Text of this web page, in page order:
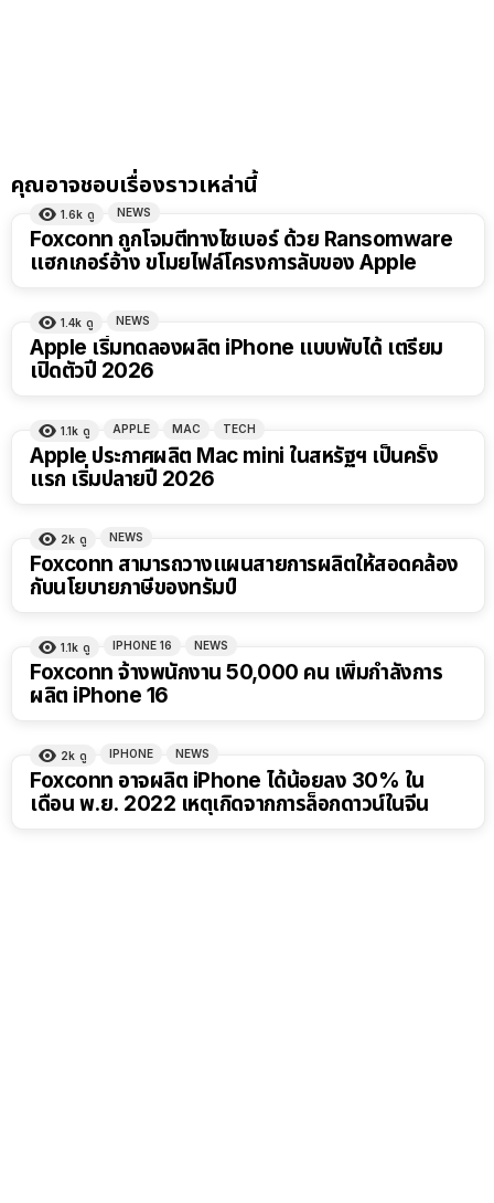
คุณอาจชอบเรื่องราวเหล่านี้
1.6k ดู NEWS
Foxconn ถูกโจมตีทางไซเบอร์ ด้วย Ransomware
แฮกเกอร์อ้าง ขโมยไฟล์โครงการลับของ Apple
1.4k ดู NEWS
Apple เริ่มทดลองผลิต iPhone แบบพับได้ เตรียม
เปิดตัวปี 2026
1.1k ดู APPLE MAC TECH
Apple ประกาศผลิต Mac mini ในสหรัฐฯ​ เป็นครั้ง
แรก เริ่มปลายปี 2026
2k ดู NEWS
Foxconn สามารถวางแผนสายการผลิตให้สอดคล้อง
กับนโยบายภาษีของทรัมป์
1.1k ดู IPHONE 16 NEWS
Foxconn จ้างพนักงาน 50,000 คน เพิ่มกำลังการ
ผลิต iPhone 16
2k ดู IPHONE NEWS
Foxconn อาจผลิต iPhone ได้น้อยลง 30% ใน
เดือน พ.ย. 2022 เหตุเกิดจากการล็อกดาวน์ในจีน